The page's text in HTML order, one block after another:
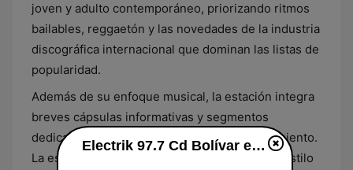
joven y adulto contemporáneo, priorizando ritmos
bailables, reggaetón y las novedades de la industria
discográfica internacional que dominan las listas de
popularidad.
Además de su enfoque musical, la estación integra
breves cápsulas informativas y segmentos
dedicados a la cultura popular y el entretenimiento.
La estructura de su transmisión mantiene un estilo
Electrik 97.7 Cd Bolívar en directo